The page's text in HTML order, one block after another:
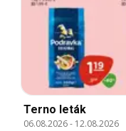
Terno leták
06.08.2026- 12.08.2026